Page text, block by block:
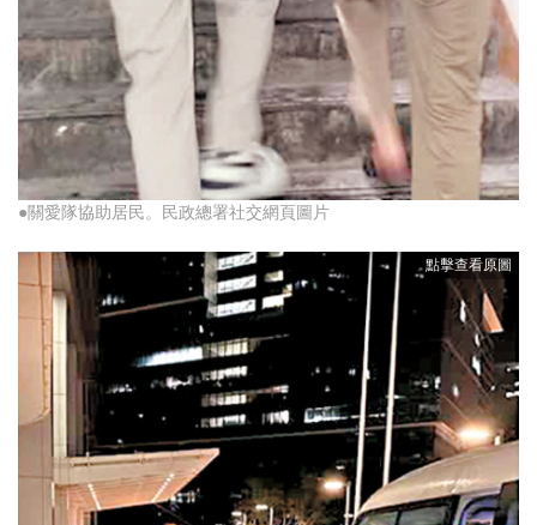
●關愛隊協助居民。民政總署社交網頁圖片